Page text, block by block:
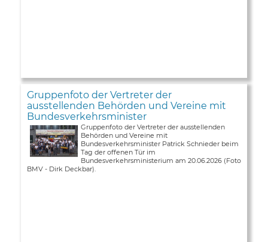
Gruppenfoto der Vertreter der
ausstellenden Behörden und Vereine mit
Bundesverkehrsminister
Gruppenfoto der Vertreter der ausstellenden
Behörden und Vereine mit
Bundesverkehrsminister Patrick Schnieder beim
Tag der offenen Tür im
Bundesverkehrsministerium am 20.06.2026 (Foto
BMV - Dirk Deckbar).